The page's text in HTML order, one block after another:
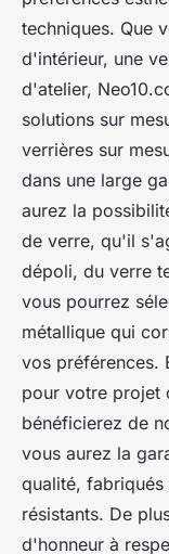
techniques. Que
d'intérieur, une
d'atelier,
solutions sur
verrières sur
dans une large
aurez la
de verre, qu'il
dépoli, du verre
vous pourrez
métallique qui
vos préférences.
pour votre projet
bénéficierez de
vous aurez la
qualité,
résistants. De
d'honneur à